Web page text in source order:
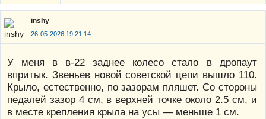
inshy
26-05-2026 19:21:14
У меня в в-22 заднее колесо стало в дропаут
впритык. Звеньев новой советской цепи вышло 110.
Крыло, естественно, по зазорам пляшет. Со стороны
педалей зазор 4 см, в верхней точке около 2.5 см, и
в месте крепления крыла на усы — меньше 1 см.